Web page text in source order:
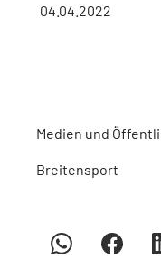
04.04.2022
Medien und
Breitensport